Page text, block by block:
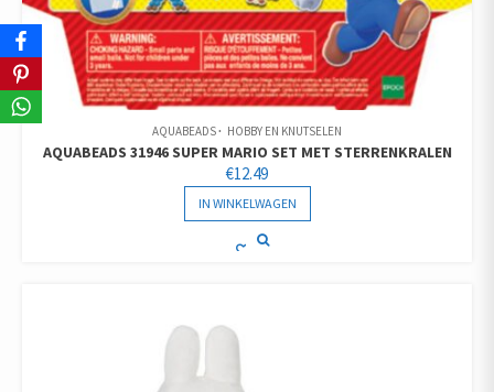
AQUABEADS HOBBY EN KNUTSELEN
AQUABEADS 31946 SUPER MARIO SET MET STERRENKRALEN
€12.49
IN WINKELWAGEN